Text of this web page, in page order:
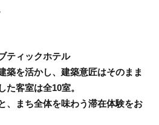
ティックホテル
築を活かし、建築意匠はそのまま
た客室は全10室。
、まち全体を味わう滞在体験をお